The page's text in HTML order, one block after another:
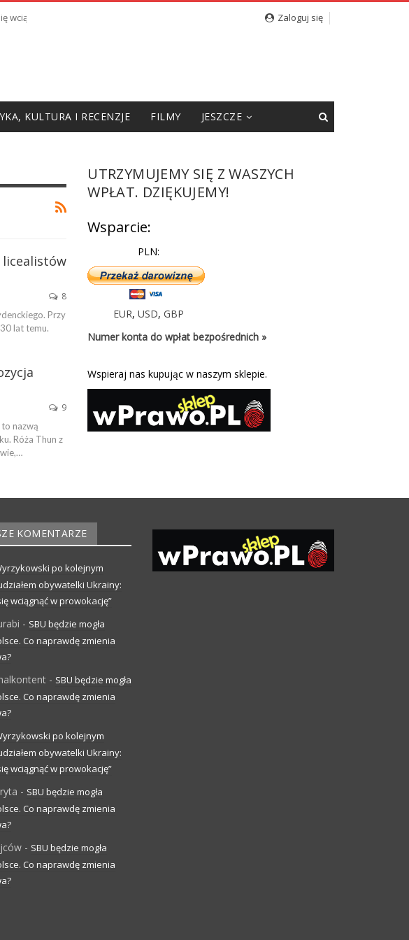
w prowokację” Zaloguj się
KULTURA I RECENZJE FILMY JESZCZE
licealistów
8
Przy
lat temu.
9
nazwą
Róża Thun z
UTRZYMUJEMY SIĘ Z WASZYCH
WPŁAT. DZIĘKUJEMY!
Wsparcie:
PLN:
EUR,USD,GBP
Numer konta do wpłat bezpośrednich »
Wspieraj nas kupując w naszym sklepie.
KOMENTARZE
po kolejnym
obywatelki Ukrainy:
wciągnąć w prowokację”
- SBU będzie mogła
Co naprawdę zmienia
- SBU będzie mogła
Co naprawdę zmienia
po kolejnym
obywatelki Ukrainy:
wciągnąć w prowokację”
- SBU będzie mogła
Co naprawdę zmienia
- SBU będzie mogła
Co naprawdę zmienia